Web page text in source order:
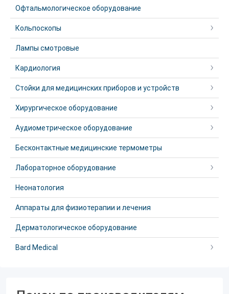
Офтальмологическое оборудование
Кольпоскопы
Лампы смотровые
Кардиология
Стойки для медицинских приборов и устройств
Хирургическое оборудование
Аудиометрическое оборудование
Бесконтактные медицинские термометры
Лабораторное оборудование
Неонатология
Аппараты для физиотерапии и лечения
Дерматологическое оборудование
Bard Medical